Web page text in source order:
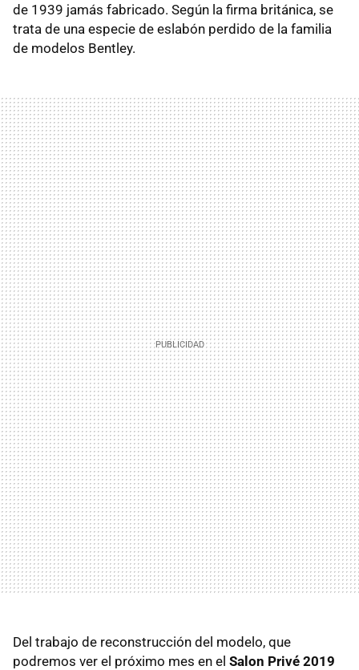
de 1939 jamás fabricado. Según la firma británica, se
trata de una especie de eslabón perdido de la familia
de modelos Bentley.
Del trabajo de reconstrucción del modelo, que
podremos ver el próximo mes en el Salon Privé 2019